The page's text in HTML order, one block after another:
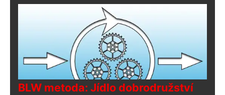
BLW metoda: Jídlo dobrodružství